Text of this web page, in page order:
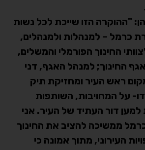
"ההוקרה הזו שייכת לכל נשות
כרמל – למנהלות ולמנהלים,
החינוך הפורמלי והמשלים,
החינוך; למנהל האגף, דני
ראש העיר ומחזיקת תיק
על המחויבות, השותפות
למען דור העתיד של העיר. אני
ממשיכה להציב את החינוך
העירוני, מתוך אמונה כי